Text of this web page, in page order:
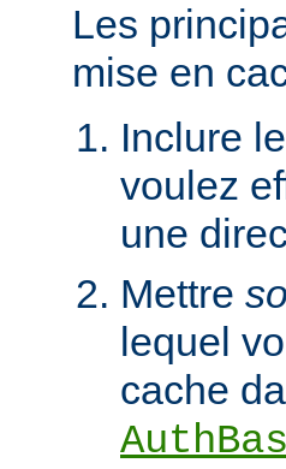
Les
mise en
Inclure
voulez
une
Mettre
lequel
cache